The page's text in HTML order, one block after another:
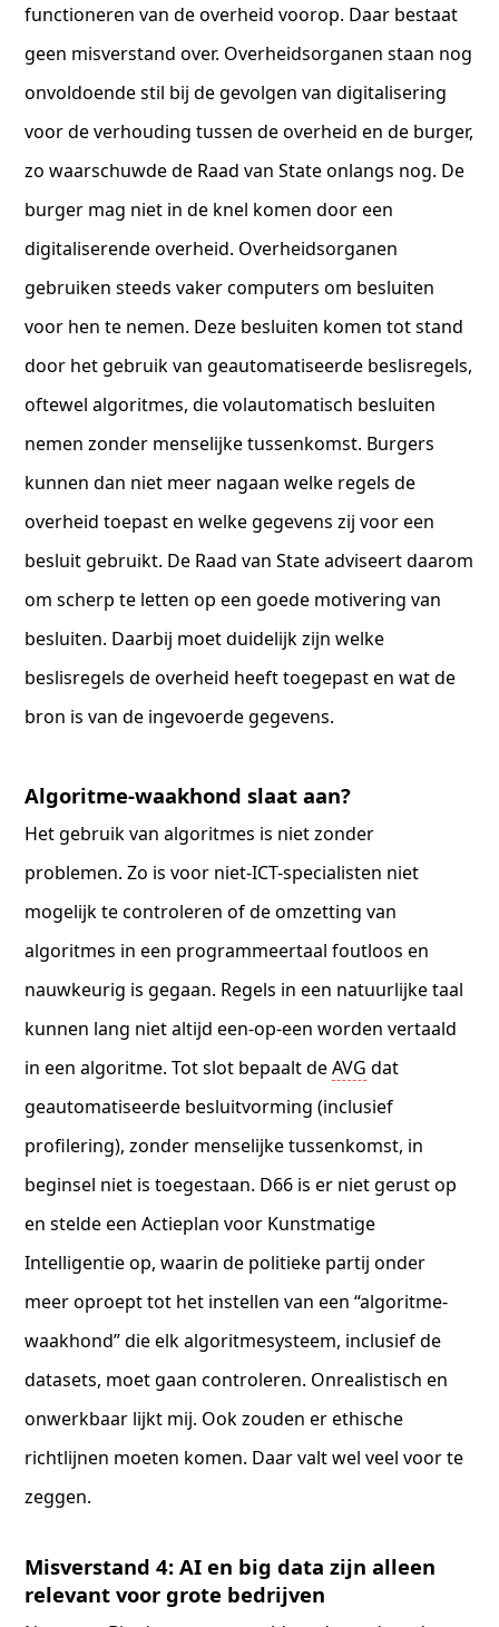
functioneren van de overheid voorop. Daar bestaat
geen misverstand over. Overheidsorganen staan nog
onvoldoende stil bij de gevolgen van digitalisering
voor de verhouding tussen de overheid en de burger,
zo waarschuwde de Raad van State onlangs nog. De
burger mag niet in de knel komen door een
digitaliserende overheid. Overheidsorganen
gebruiken steeds vaker computers om besluiten
voor hen te nemen. Deze besluiten komen tot stand
door het gebruik van geautomatiseerde beslisregels,
oftewel algoritmes, die volautomatisch besluiten
nemen zonder menselijke tussenkomst. Burgers
kunnen dan niet meer nagaan welke regels de
overheid toepast en welke gegevens zij voor een
besluit gebruikt. De Raad van State adviseert daarom
om scherp te letten op een goede motivering van
besluiten. Daarbij moet duidelijk zijn welke
beslisregels de overheid heeft toegepast en wat de
bron is van de ingevoerde gegevens.
Algoritme-waakhond slaat aan?
Het gebruik van algoritmes is niet zonder
problemen. Zo is voor niet-ICT-specialisten niet
mogelijk te controleren of de omzetting van
algoritmes in een programmeertaal foutloos en
nauwkeurig is gegaan. Regels in een natuurlijke taal
kunnen lang niet altijd een-op-een worden vertaald
in een algoritme. Tot slot bepaalt deAVG dat
geautomatiseerde besluitvorming (inclusief
profilering), zonder menselijke tussenkomst, in
beginsel niet is toegestaan. D66 is er niet gerust op
en stelde een Actieplan voor Kunstmatige
Intelligentie op, waarin de politieke partij onder
meer oproept tot het instellen van een “algoritme-
waakhond” die elk algoritmesysteem, inclusief de
datasets, moet gaan controleren. Onrealistisch en
onwerkbaar lijkt mij. Ook zouden er ethische
richtlijnen moeten komen. Daar valt wel veel voor te
zeggen.
Misverstand 4: AI en big data zijn alleen
relevant voor grote bedrijven